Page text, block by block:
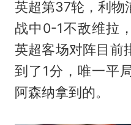
英超第37轮，利物
战中0-1不敌维拉
英超客场对阵目前
到了1分，唯一平
阿森纳拿到的。